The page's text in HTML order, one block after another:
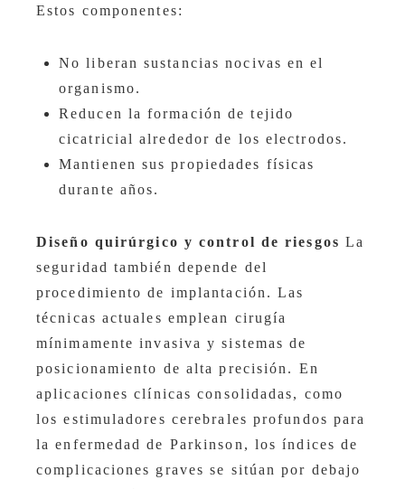
Estos componentes:
No liberan sustancias nocivas en el
organismo.
Reducen la formación de tejido
cicatricial alrededor de los electrodos.
Mantienen sus propiedades físicas
durante años.
Diseño quirúrgico y control de riesgos La
seguridad también depende del
procedimiento de implantación. Las
técnicas actuales emplean cirugía
mínimamente invasiva y sistemas de
posicionamiento de alta precisión. En
aplicaciones clínicas consolidadas, como
los estimuladores cerebrales profundos para
la enfermedad de Parkinson, los índices de
complicaciones graves se sitúan por debajo